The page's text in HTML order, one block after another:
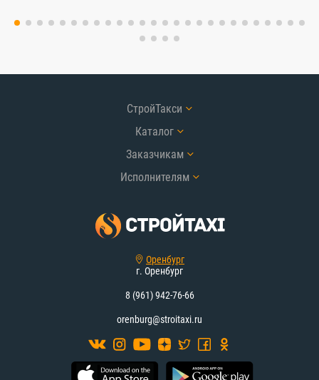
СтройТакси
Каталог
Заказчикам
Исполнителям
Оренбург
г. Оренбург
8 (961) 942-76-66
orenburg@stroitaxi.ru